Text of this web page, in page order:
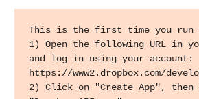
This is the first time you
1) Open the following URL in
and log in using your account:
https://www2.dropbox.com/
2) Click on "Create App", then